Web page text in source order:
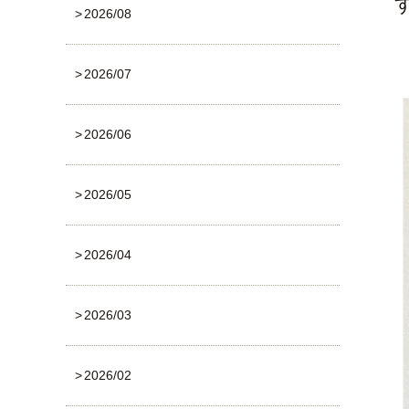
2026/08
2026/07
2026/06
2026/05
2026/04
2026/03
2026/02